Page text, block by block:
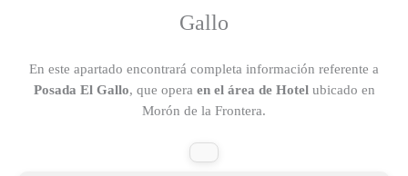
Gallo
En este apartado encontrará completa información referente a
Posada El Gallo, que opera en el área de Hotel ubicado en
Morón de la Frontera.